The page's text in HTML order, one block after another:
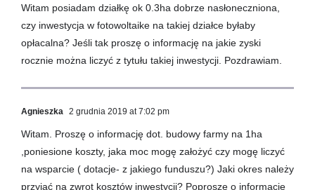
Witam posiadam działkę ok 0.3ha dobrze nasłoneczniona,
czy inwestycja w fotowoltaike na takiej działce byłaby
opłacalna? Jeśli tak proszę o informację na jakie zyski
rocznie można liczyć z tytułu takiej inwestycji. Pozdrawiam.
Agnieszka 2 grudnia 2019 at 7:02 pm
Witam. Proszę o informację dot. budowy farmy na 1ha
,poniesione koszty, jaka moc mogę założyć czy mogę liczyć
na wsparcie ( dotacje- z jakiego funduszu?) Jaki okres należy
przyjąć na zwrot kosztów inwestycji? Poproszę o informację